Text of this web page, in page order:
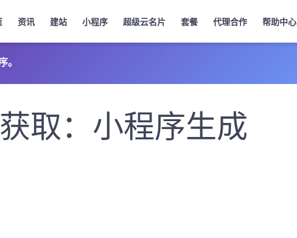
资讯 建站 小程序 超级云名片 套餐 代理合作 帮助中心
。
取：小程序生成